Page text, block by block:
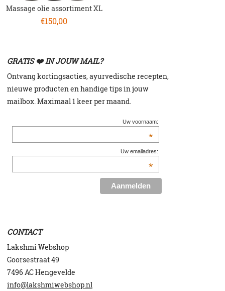
Massage olie assortiment XL
€150,00
GRATIS ❤️ IN JOUW MAIL?
Ontvang kortingsacties, ayurvedische recepten,
nieuwe producten en handige tips in jouw
mailbox. Maximaal 1 keer per maand.
Uw voornaam:
*
Uw emailadres:
*
CONTACT
Lakshmi Webshop
Goorsestraat 49
7496 AC Hengevelde
info@lakshmiwebshop.nl